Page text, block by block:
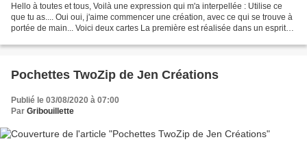
Hello à toutes et tous, Voilà une expression qui m'a interpellée : Utilise ce
que tu as.... Oui oui, j'aime commencer une création, avec ce qui se trouve à
portée de main... Voici deux cartes La première est réalisée dans un esprit
Pochettes TwoZip de Jen Créations
Publié le 03/08/2020 à 07:00
Par Gribouillette